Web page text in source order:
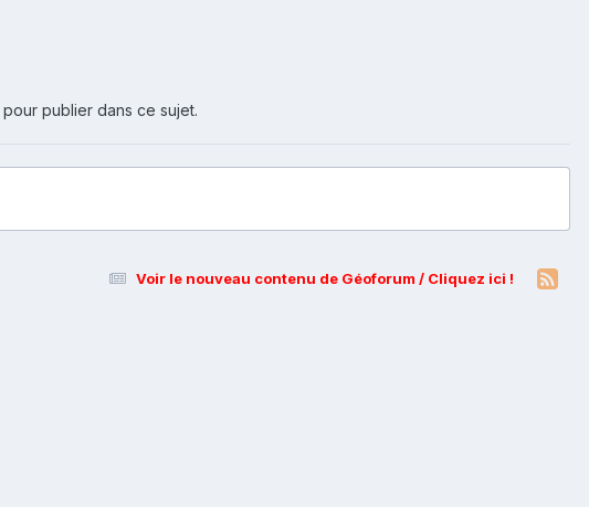
pour publier dans ce sujet.
Voir le nouveau contenu de Géoforum / Cliquez ici !